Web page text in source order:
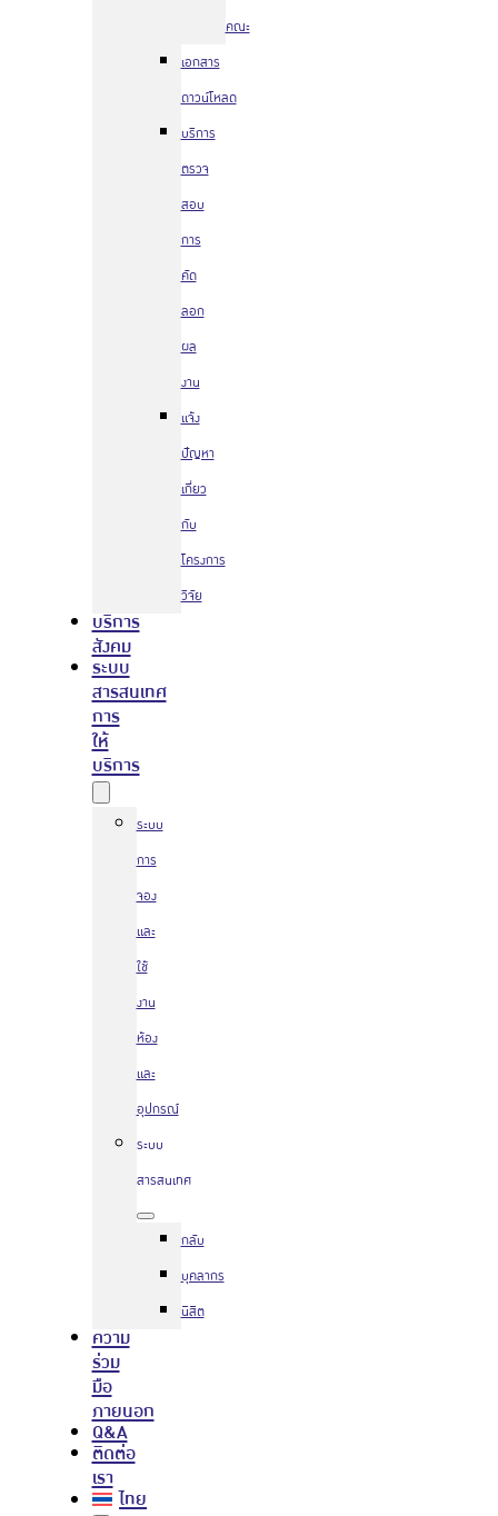
คณะ
เอกสาร
ดาวน์โหลด
บริการ
ตรวจ
สอบ
การ
คัด
ลอก
ผล
งาน
แจ้ง
ปัญหา
เกี่ยว
กับ
โครงการ
วิจัย
บริการ
สังคม
ระบบ
สารสนเทศ
การ
ให้
บริการ
ระบบ
การ
จอง
และ
ใช้
งาน
ห้อง
และ
อุปกรณ์
ระบบ
สารสนเทศ
กลับ
บุคลากร
นิสิต
ความ
ร่วม
มือ
ภายนอก
Q&A
ติดต่อ
เรา
ไทย